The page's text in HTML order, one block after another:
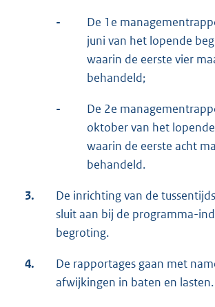
-
De 1e
juni van het lopende
waarin de eerste vier
behandeld;
-
De 2e
oktober van het
waarin de eerste acht
behandeld.
3.
De inrichting van de
sluit aan bij de programma-
begroting.
4.
De rapportages gaan met
afwijkingen in baten en lasten.